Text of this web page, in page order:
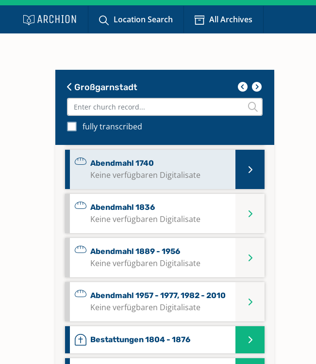
Location Search All Archives
Großgarnstadt
fully transcribed
Keine verfügbaren Digitalisate
Abendmahl 1736 - 1755
Keine verfügbaren Digitalisate
Abendmahl 1740
Keine verfügbaren Digitalisate
Abendmahl 1836
Keine verfügbaren Digitalisate
Abendmahl 1889 - 1956
Keine verfügbaren Digitalisate
Abendmahl 1957 - 1977, 1982 - 2010
Keine verfügbaren Digitalisate
Bestattungen 1804 - 1876